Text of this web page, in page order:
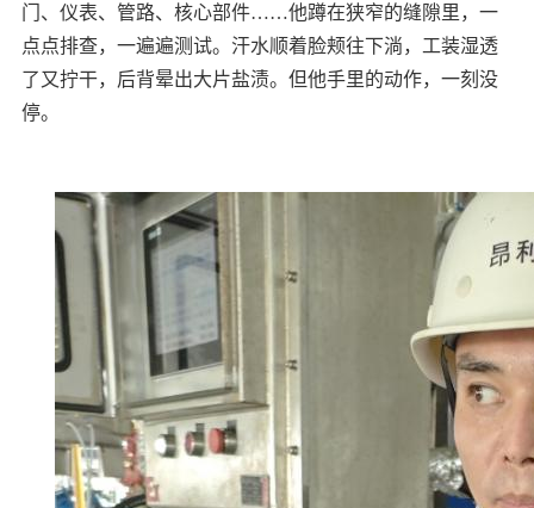
门、仪表、管路、核心部件……他蹲在狭窄的缝隙里，一
点点排查，一遍遍测试。汗水顺着脸颊往下淌，工装湿透
了又拧干，后背晕出大片盐渍。但他手里的动作，一刻没
停。